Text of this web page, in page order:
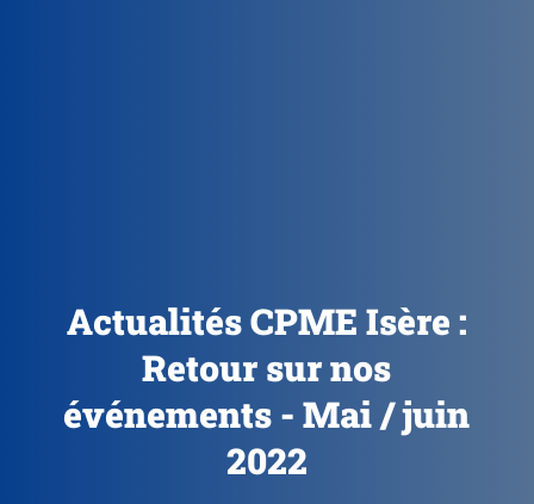
Actualités CPME Isère :
Retour sur nos
événements - Mai / juin
2022